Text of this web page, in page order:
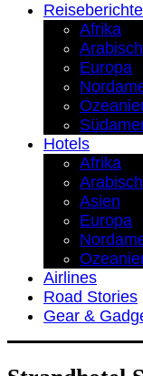
Reiseberichte
Afrika
Europa
Hotels
Afrika
Asien
Europa
Airlines
Road Stories
Gear &